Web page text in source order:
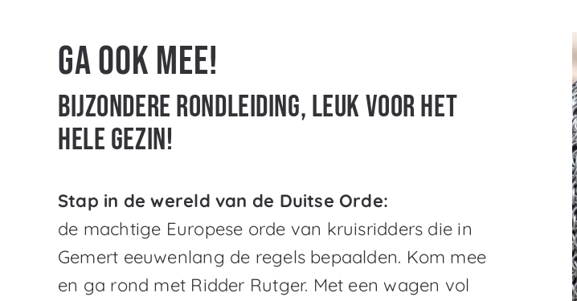
Ga ook mee!
Bijzondere rondleiding, leuk voor het
hele gezin!
Stap in de wereld van de Duitse Orde:
de machtige Europese orde van kruisridders die in
Gemert eeuwenlang de regels bepaalden. Kom mee
en ga rond met Ridder Rutger. Met een wagen vol